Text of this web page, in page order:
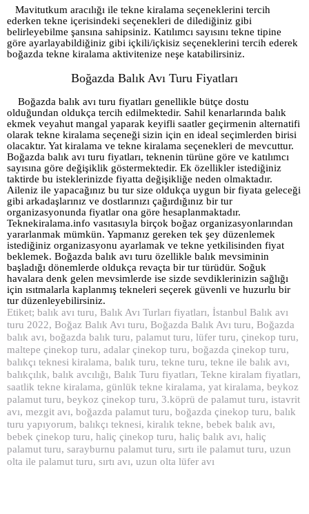
Mavitutkum aracılığı ile tekne kiralama seçeneklerini tercih
ederken tekne içerisindeki seçenekleri de dilediğiniz gibi
belirleyebilme şansına sahipsiniz. Katılımcı sayısını tekne tipine
göre ayarlayabildiğiniz gibi içkili/içkisiz seçeneklerini tercih ederek
boğazda tekne kiralama aktivitenize neşe katabilirsiniz.
Boğazda Balık Avı Turu Fiyatları
Boğazda balık avı turu fiyatları genellikle bütçe dostu
olduğundan oldukça tercih edilmektedir. Sahil kenarlarında balık
ekmek veyahut mangal yaparak keyifli saatler geçirmenin alternatifi
olarak tekne kiralama seçeneği sizin için en ideal seçimlerden birisi
olacaktır. Yat kiralama ve tekne kiralama seçenekleri de mevcuttur.
Boğazda balık avı turu fiyatları, teknenin türüne göre ve katılımcı
sayısına göre değişiklik göstermektedir. Ek özellikler istediğiniz
taktirde bu isteklerinizde fiyatta değişikliğe neden olmaktadır.
Aileniz ile yapacağınız bu tur size oldukça uygun bir fiyata geleceği
gibi arkadaşlarınız ve dostlarınızı çağırdığınız bir tur
organizasyonunda fiyatlar ona göre hesaplanmaktadır.
Teknekiralama.info vasıtasıyla birçok boğaz organizasyonlarından
yararlanmak mümkün. Yapmanız gereken tek şey düzenlemek
istediğiniz organizasyonu ayarlamak ve tekne yetkilisinden fiyat
beklemek. Boğazda balık avı turu özellikle balık mevsiminin
başladığı dönemlerde oldukça revaçta bir tur türüdür. Soğuk
havalara denk gelen mevsimlerde ise sizde sevdiklerinizin sağlığı
için ısıtmalarla kaplanmış tekneleri seçerek güvenli ve huzurlu bir
tur düzenleyebilirsiniz.
Etiket; balık avı turu, Balık Avı Turları fiyatları, İstanbul Balık avı
turu 2022, Boğaz Balık Avı turu, Boğazda Balık Avı turu, Boğazda
balık avı, boğazda balık turu, palamut turu, lüfer turu, çinekop turu,
maltepe çinekop turu, adalar çinekop turu, boğazda çinekop turu,
balıkçı teknesi kiralama, balık turu, tekne turu, tekne ile balık avı,
balıkçılık, balık avcılığı, Balık Turu fiyatları, Tekne kiralam fiyatları,
saatlik tekne kiralama, günlük tekne kiralama, yat kiralama, beykoz
palamut turu, beykoz çinekop turu, 3.köprü de palamut turu, istavrit
avı, mezgit avı, boğazda palamut turu, boğazda çinekop turu, balık
turu yapıyorum, balıkçı teknesi, kiralık tekne, bebek balık avı,
bebek çinekop turu, haliç çinekop turu, haliç balık avı, haliç
palamut turu, sarayburnu palamut turu, sırtı ile palamut turu, uzun
olta ile palamut turu, sırtı avı, uzun olta lüfer avı